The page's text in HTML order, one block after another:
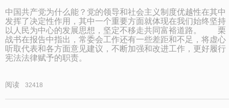
中国共产党为什么能？党的领导和社会主义制度优越性在其中
发挥了决定性作用，其中一个重要方面就体现在我们始终坚持
以人民为中心的发展思想，坚定不移走共同富裕道路。 栗
战书在报告中指出，常委会工作还有一些差距和不足，将虚心
听取代表和各方面意见建议，不断加强和改进工作，更好履行
宪法法律赋予的职责。
阅读 32418